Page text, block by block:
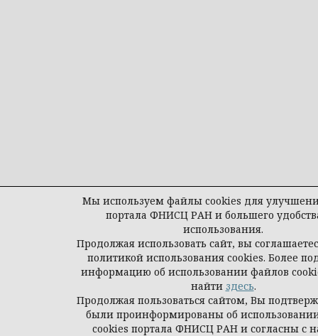
Мы используем файлы cookies для
портала ФНИСЦ РАН и большего
использования.
Продолжая использовать сайт, вы
политикой использования cookies. Более
информацию об использовании файлов
найти здесь.
Продолжая пользоваться сайтом, Вы
были проинформированы об
cookies портала ФНИСЦ РАН и согласны с